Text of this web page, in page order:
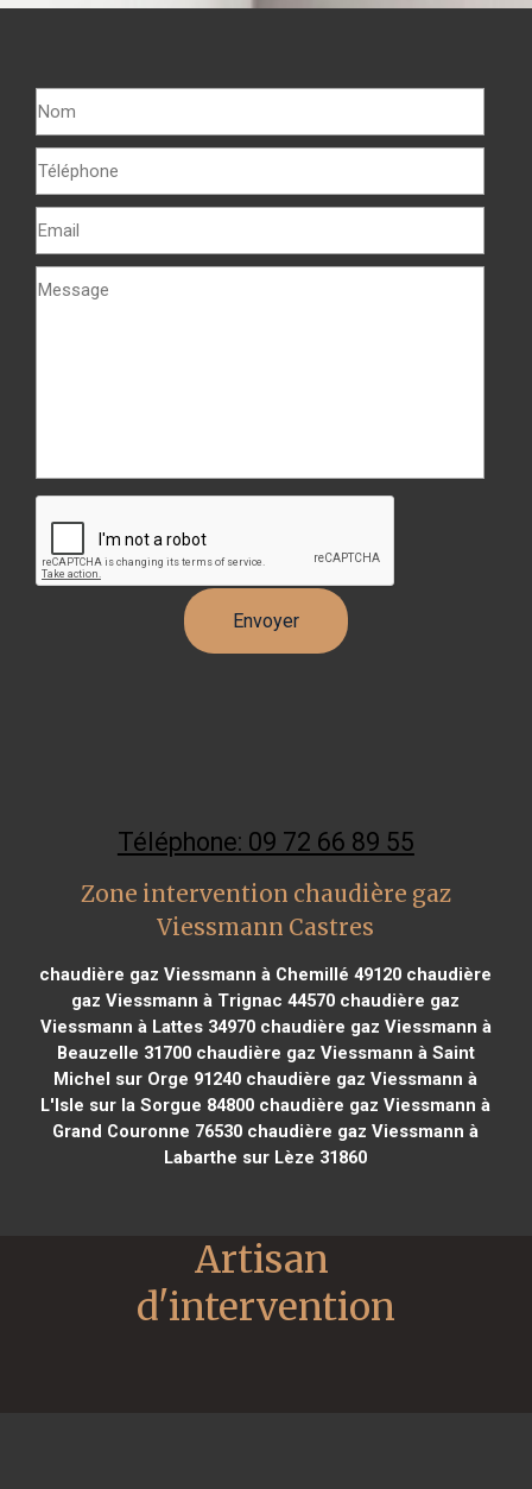
Téléphone: 09 72 66 89 55
Zone intervention chaudière gaz
Viessmann Castres
chaudière gaz Viessmann à Chemillé 49120 chaudière
gaz Viessmann à Trignac 44570 chaudière gaz
Viessmann à Lattes 34970chaudière gaz Viessmann à
Beauzelle 31700chaudière gaz Viessmann à Saint
Michel sur Orge 91240 chaudière gaz Viessmann à
L'Isle sur la Sorgue 84800 chaudière gaz Viessmann à
Grand Couronne 76530 chaudière gaz Viessmann à
Labarthe sur Lèze 31860
Artisan
d'intervention